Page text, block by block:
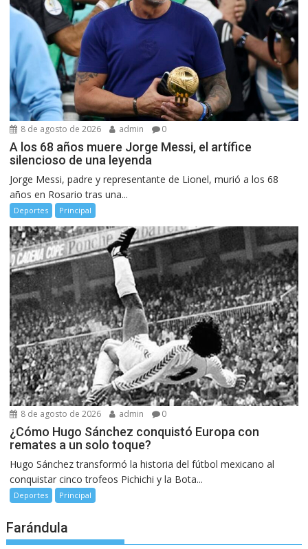
8 de agosto de 2026 admin 0
A los 68 años muere Jorge Messi, el artífice
silencioso de una leyenda
Jorge Messi, padre y representante de Lionel, murió a los 68
años en Rosario tras una...
Deportes Principal
8 de agosto de 2026 admin 0
¿Cómo Hugo Sánchez conquistó Europa con
remates a un solo toque?
Hugo Sánchez transformó la historia del fútbol mexicano al
conquistar cinco trofeos Pichichi y la Bota...
Deportes Principal
Farándula